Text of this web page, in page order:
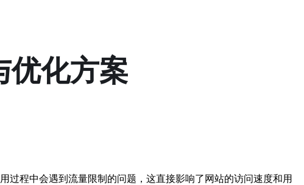
优化方案
程中会遇到流量限制的问题，这直接影响了网站的访问速度和用